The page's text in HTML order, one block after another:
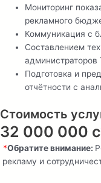
Мониторинг
рекламного
Коммуникация с
Составлением
администраторов
Подготовка и
отчётности с
Стоимость
32 000 000
*Обратите внимание:
рекламу и